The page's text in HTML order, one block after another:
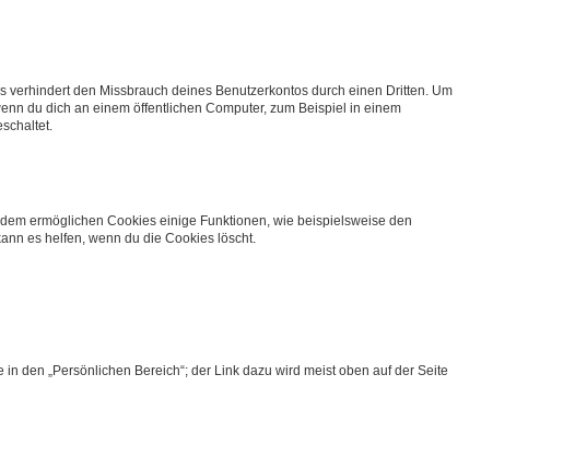
den Missbrauch deines Benutzerkontos durch einen Dritten. Um
du dich an einem öffentlichen Computer, zum Beispiel in einem
ermöglichen Cookies einige Funktionen, wie beispielsweise den
es helfen, wenn du die Cookies löscht.
den „Persönlichen Bereich“; der Link dazu wird meist oben auf der Seite